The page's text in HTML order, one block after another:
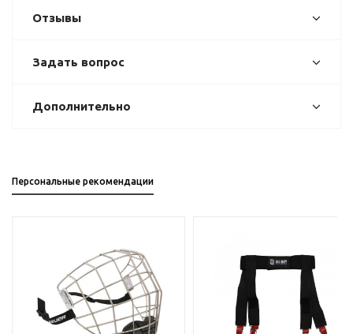
Отзывы
Задать вопрос
Дополнительно
Персональные рекомендации